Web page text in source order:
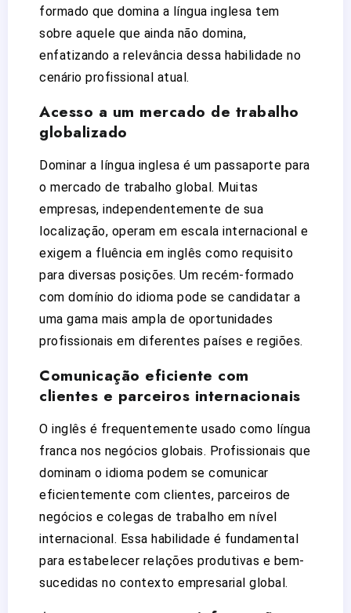
formado que domina a língua inglesa tem
sobre aquele que ainda não domina,
enfatizando a relevância dessa habilidade no
cenário profissional atual.
Acesso a um mercado de trabalho
globalizado
Dominar a língua inglesa é um passaporte para
o mercado de trabalho global. Muitas
empresas, independentemente de sua
localização, operam em escala internacional e
exigem a fluência em inglês como requisito
para diversas posições. Um recém-formado
com domínio do idioma pode se candidatar a
uma gama mais ampla de oportunidades
profissionais em diferentes países e regiões.
Comunicação eficiente com
clientes e parceiros internacionais
O inglês é frequentemente usado como língua
franca nos negócios globais. Profissionais que
dominam o idioma podem se comunicar
eficientemente com clientes, parceiros de
negócios e colegas de trabalho em nível
internacional. Essa habilidade é fundamental
para estabelecer relações produtivas e bem-
sucedidas no contexto empresarial global.